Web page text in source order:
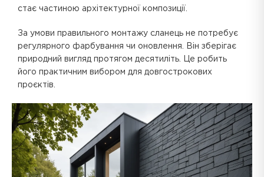
стає частиною архітектурної композиції.
За умови правильного монтажу сланець не потребує
регулярного фарбування чи оновлення. Він зберігає
природний вигляд протягом десятиліть. Це робить
його практичним вибором для довгострокових
проєктів.